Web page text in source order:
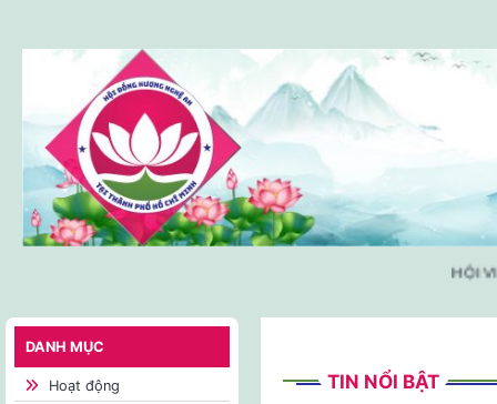
HỘI
DANH MỤC
Hoạt động
TIN NỔI BẬT